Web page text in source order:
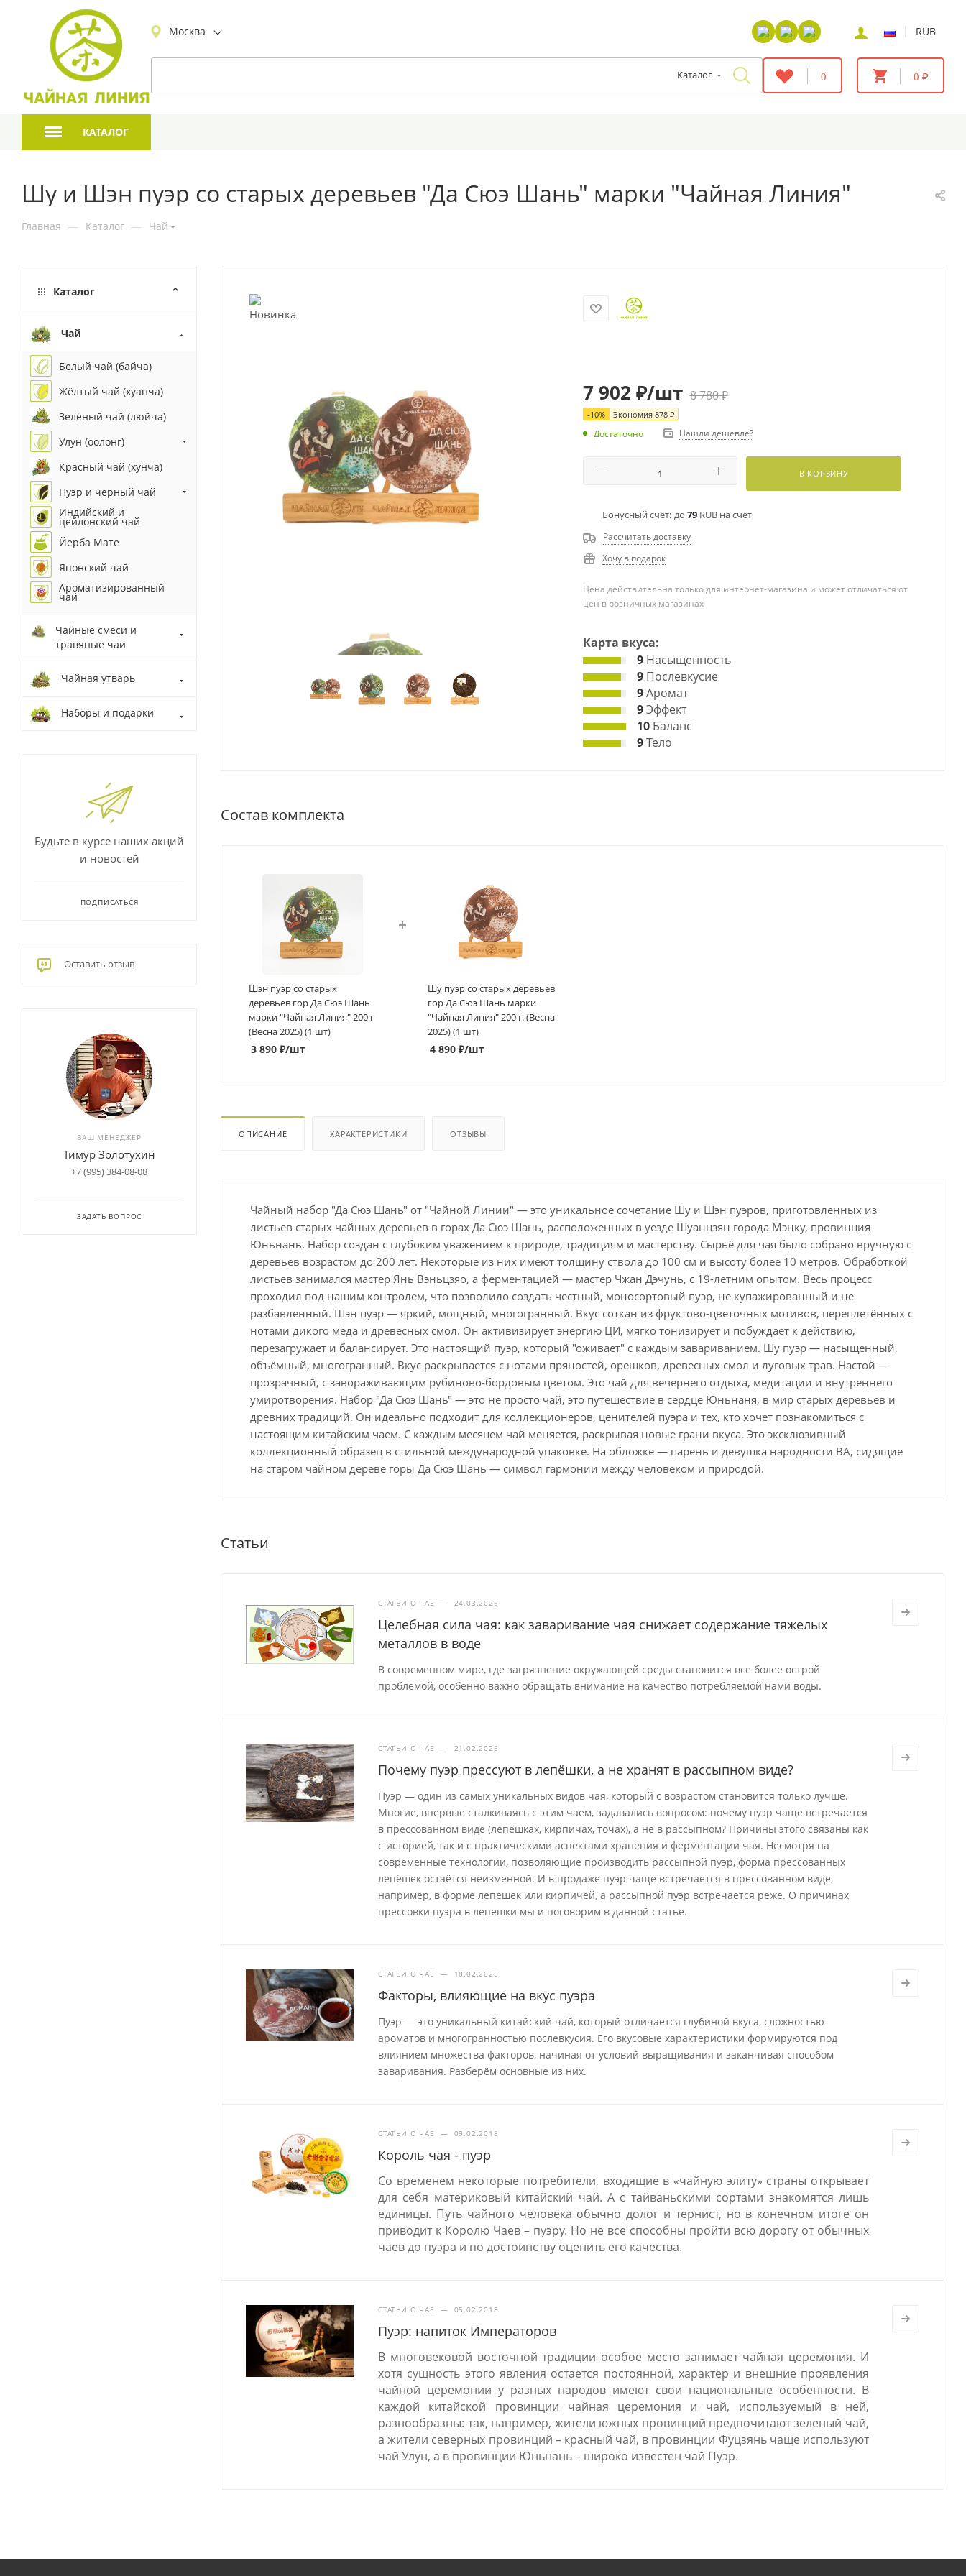
Москва | RUB
Каталог 0 0 ₽
КАТАЛОГ
Шу и Шэн пуэр со старых деревьев "Да Сюэ Шань" марки "Чайная Линия"
Главная — Каталог — Чай
7 902 ₽/шт 8 780₽
-10% Экономия 878₽
Достаточно Нашли дешевле?
В КОРЗИНУ
Бонусный счет: до 79RUB на счет
Рассчитать доставку
Хочу в подарок
Цена действительна только для интернет-магазина и может отличаться от
цен в розничных магазинах
Карта вкуса:
9Насыщенность
9Послевкусие
9Аромат
9Эффект
10Баланс
9Тело
Состав комплекта
Шэн пуэр со старых
деревьев гор Да Сюэ Шань
марки "Чайная Линия" 200 г
(Весна 2025) (1 шт)
3 890₽/шт
Шу пуэр со старых деревьев
гор Да Сюэ Шань марки
"Чайная Линия" 200 г. (Весна
2025) (1 шт)
4 890₽/шт
ОПИСАНИЕ ХАРАКТЕРИСТИКИ ОТЗЫВЫ
Чайный набор "Да Сюэ Шань" от "Чайной Линии" — это уникальное сочетание Шу и Шэн пуэров, приготовленных из
листьев старых чайных деревьев в горах Да Сюэ Шань, расположенных в уезде Шуанцзян города Мэнку, провинция
Юньнань. Набор создан с глубоким уважением к природе, традициям и мастерству. Сырьё для чая было собрано вручную с
деревьев возрастом до 200 лет. Некоторые из них имеют толщину ствола до 100 см и высоту более 10 метров. Обработкой
листьев занимался мастер Янь Вэньцзяо, а ферментацией — мастер Чжан Дэчунь, с 19-летним опытом. Весь процесс
проходил под нашим контролем, что позволило создать честный, моносортовый пуэр, не купажированный и не
разбавленный. Шэн пуэр — яркий, мощный, многогранный. Вкус соткан из фруктово-цветочных мотивов, переплетённых с
нотами дикого мёда и древесных смол. Он активизирует энергию ЦИ, мягко тонизирует и побуждает к действию,
перезагружает и балансирует. Это настоящий пуэр, который "оживает" с каждым завариванием. Шу пуэр — насыщенный,
объёмный, многогранный. Вкус раскрывается с нотами пряностей, орешков, древесных смол и луговых трав. Настой —
прозрачный, с завораживающим рубиново-бордовым цветом. Это чай для вечернего отдыха, медитации и внутреннего
умиротворения. Набор "Да Сюэ Шань" — это не просто чай, это путешествие в сердце Юньнаня, в мир старых деревьев и
древних традиций. Он идеально подходит для коллекционеров, ценителей пуэра и тех, кто хочет познакомиться с
настоящим китайским чаем. С каждым месяцем чай меняется, раскрывая новые грани вкуса. Это эксклюзивный
коллекционный образец в стильной международной упаковке. На обложке — парень и девушка народности ВА, сидящие
на старом чайном дереве горы Да Сюэ Шань — символ гармонии между человеком и природой.
Статьи
СТАТЬИ О ЧАЕ — 24.03.2025
Целебная сила чая: как заваривание чая снижает содержание тяжелых
металлов в воде
В современном мире, где загрязнение окружающей среды становится все более острой
проблемой, особенно важно обращать внимание на качество потребляемой нами воды.
СТАТЬИ О ЧАЕ — 21.02.2025
Почему пуэр прессуют в лепёшки, а не хранят в рассыпном виде?
Пуэр — один из самых уникальных видов чая, который с возрастом становится только лучше.
Многие, впервые сталкиваясь с этим чаем, задавались вопросом: почему пуэр чаще встречается
в прессованном виде (лепёшках, кирпичах, точах), а не в рассыпном? Причины этого связаны как
с историей, так и с практическими аспектами хранения и ферментации чая. Несмотря на
современные технологии, позволяющие производить рассыпной пуэр, форма прессованных
лепёшек остаётся неизменной. И в продаже пуэр чаще встречается в прессованном виде,
например, в форме лепёшек или кирпичей, а рассыпной пуэр встречается реже. О причинах
прессовки пуэра в лепешки мы и поговорим в данной статье.
СТАТЬИ О ЧАЕ — 18.02.2025
Факторы, влияющие на вкус пуэра
Пуэр — это уникальный китайский чай, который отличается глубиной вкуса, сложностью
ароматов и многогранностью послевкусия. Его вкусовые характеристики формируются под
влиянием множества факторов, начиная от условий выращивания и заканчивая способом
заваривания. Разберём основные из них.
СТАТЬИ О ЧАЕ — 09.02.2018
Король чая - пуэр
Со временем некоторые потребители, входящие в «чайную элиту» страны открывает
для себя материковый китайский чай. А с тайваньскими сортами знакомятся лишь
единицы. Путь чайного человека обычно долог и тернист, но в конечном итоге он
приводит к Королю Чаев – пуэру. Но не все способны пройти всю дорогу от обычных
чаев до пуэра и по достоинству оценить его качества.
СТАТЬИ О ЧАЕ — 05.02.2018
Пуэр: напиток Императоров
В многовековой восточной традиции особое место занимает чайная церемония. И
хотя сущность этого явления остается постоянной, характер и внешние проявления
чайной церемонии у разных народов имеют свои национальные особенности. В
каждой китайской провинции чайная церемония и чай, используемый в ней,
разнообразны: так, например, жители южных провинций предпочитают зеленый чай,
а жители северных провинций – красный чай, в провинции Фуцзянь чаще используют
чай Улун, а в провинции Юньнань – широко известен чай Пуэр.
Каталог
Чай
Белый чай (байча)
Жёлтый чай (хуанча)
Зелёный чай (люйча)
Улун (оолонг)
Красный чай (хунча)
Пуэр и чёрный чай
Индийский и
цейлонский чай
Йерба Мате
Японский чай
Ароматизированный
чай
Чайные смеси и
травяные чаи
Чайная утварь
Наборы и подарки
Будьте в курсе наших акций
и новостей
ПОДПИСАТЬСЯ
Оставить отзыв
ВАШ МЕНЕДЖЕР
Тимур Золотухин
+7 (995) 384-08-08
ЗАДАТЬ ВОПРОС